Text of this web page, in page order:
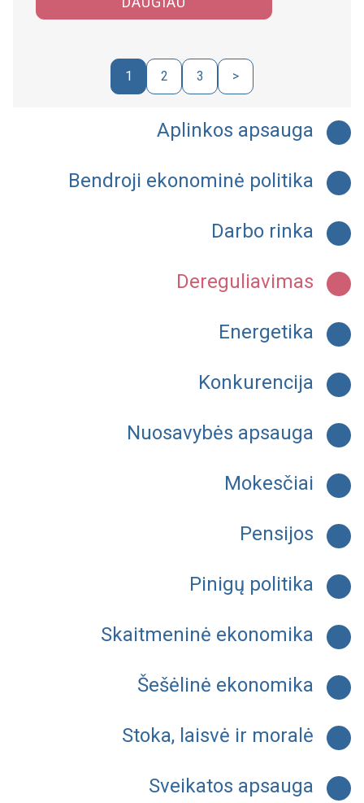
1 2 3 >
Aplinkos apsauga
Bendroji ekonominė politika
Darbo rinka
Dereguliavimas
Energetika
Konkurencija
Nuosavybės apsauga
Mokesčiai
Pensijos
Pinigų politika
Skaitmeninė ekonomika
Šešėlinė ekonomika
Stoka, laisvė ir moralė
Sveikatos apsauga